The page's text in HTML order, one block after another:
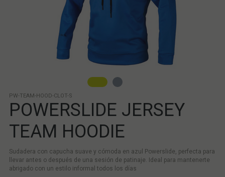
PW-TEAM-HOOD-CLOT-S
POWERSLIDE JERSEY
TEAM HOODIE
Sudadera con capucha suave y cómoda en azul Powerslide, perfecta para
llevar antes o después de una sesión de patinaje. Ideal para mantenerte
abrigado con un estilo informal todos los días